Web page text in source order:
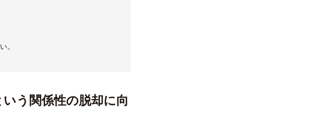
。
う関係性の脱却に向